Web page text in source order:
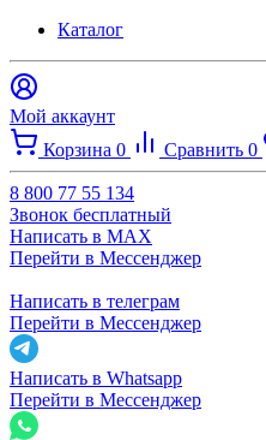
Каталог
Мой аккаунт
Корзина 0 Сравнить 0
8 800 77 55 134
Звонок бесплатный
Написать в MAX
Перейти в Мессенджер
Написать в телеграм
Перейти в Мессенджер
Написать в Whatsapp
Перейти в Мессенджер